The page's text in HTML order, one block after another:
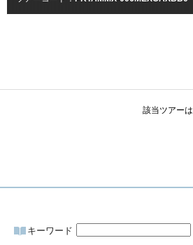
該当ツアーは
キーワード